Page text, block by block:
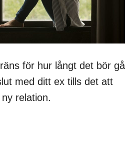
för hur långt det bör gå
med ditt ex tills det att
relation.